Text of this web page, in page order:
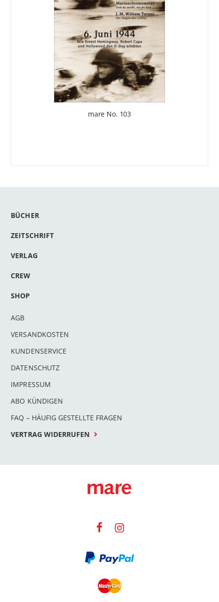
mare No. 103
BÜCHER
ZEITSCHRIFT
VERLAG
CREW
SHOP
AGB
VERSANDKOSTEN
KUNDENSERVICE
DATENSCHUTZ
IMPRESSUM
ABO KÜNDIGEN
FAQ – HÄUFIG GESTELLTE FRAGEN
VERTRAG WIDERRUFEN